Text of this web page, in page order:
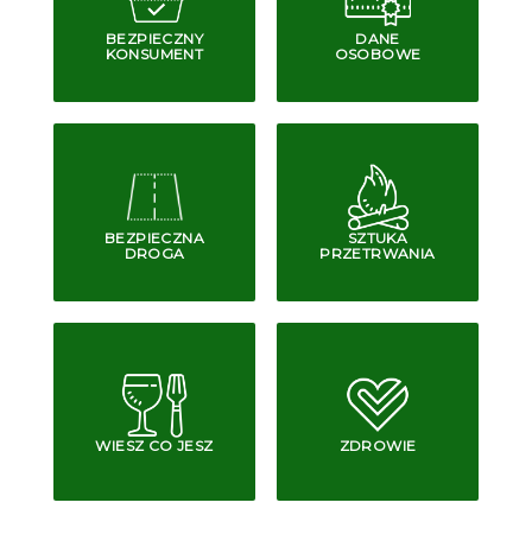
BEZPIECZNY
KONSUMENT
DANE
OSOBOWE
BEZPIECZNA
DROGA
SZTUKA
PRZETRWANIA
WIESZ CO JESZ ZDROWIE